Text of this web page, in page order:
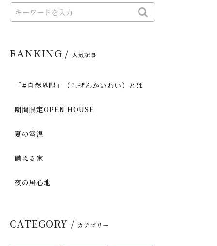
RANKING / 人気記事
「#自然界隈」（しぜんかいわい）とは
期間限定OPEN HOUSE
夏の室温
備える家
夜の居心地
CATEGORY / カテゴリー